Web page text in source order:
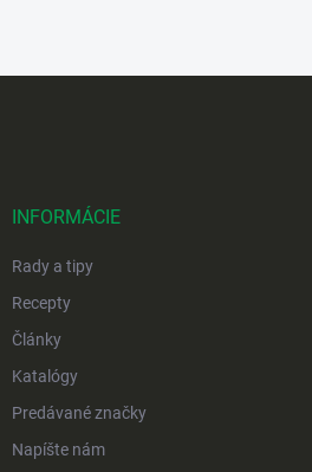
INFORMÁCIE
Rady a tipy
Recepty
Články
Katalógy
Predávané značky
Napíšte nám